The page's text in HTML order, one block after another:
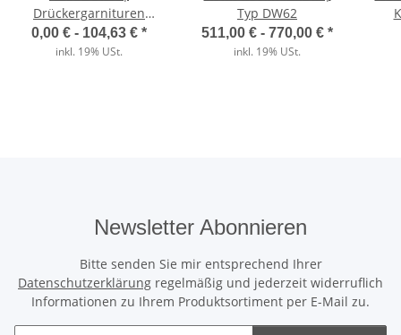
Der direkte Vergleich
Ausgeschäumte Profile
✓
Drückergarnituren
Kurzschild in Edelstahl |
Aluminium | Kunststoff
0,00 € - 104,63 € *
inkl. 19% USt.
Typ DW62
511,00 € - 770,00 € *
inkl. 19% USt.
Newsletter Abonnieren
Bitte senden Sie mir entsprechend Ihrer
Datenschutzerklärung regelmäßig und jederzeit widerruflich
Informationen zu Ihrem Produktsortiment per E-Mail zu.